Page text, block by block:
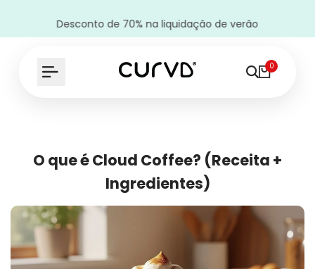
Desconto de 70% na liquidação de verão
0
O que é Cloud Coffee? (Receita +
Ingredientes)